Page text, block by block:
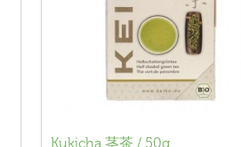
Kukicha 茎茶 / 50g